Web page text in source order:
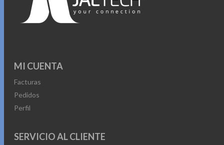
MI CUENTA
Facturas
Pedidos
Perfil
SERVICIO AL CLIENTE